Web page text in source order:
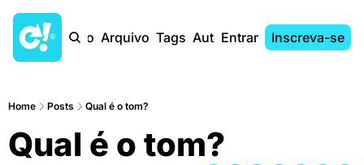
Início Arquivo Tags AutoresEntrar Inscreva-se
Home Posts Qual é o tom?
Qual é o tom?